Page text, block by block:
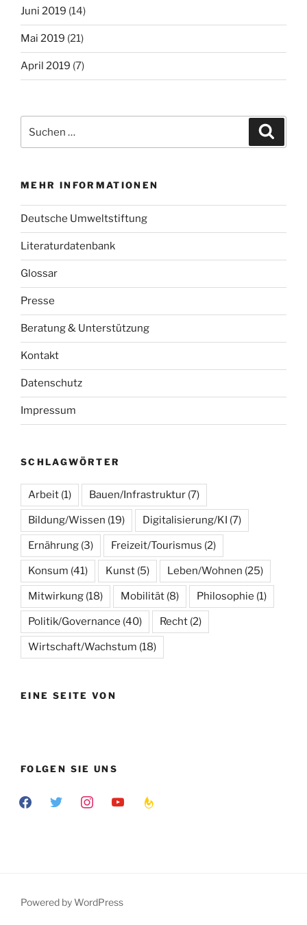
Juni 2019 (14)
Mai 2019 (21)
April 2019 (7)
nach:
MEHR INFORMATIONEN
Deutsche Umweltstiftung
Literaturdatenbank
Glossar
Presse
Beratung & Unterstützung
Kontakt
Datenschutz
Impressum
SCHLAGWÖRTER
Arbeit (1) Bauen/Infrastruktur (7)
Bildung/Wissen (19) Digitalisierung/KI (7)
Ernährung (3) Freizeit/Tourismus (2)
Konsum (41) Kunst (5) Leben/Wohnen (25)
Mitwirkung (18) Mobilität (8) Philosophie (1)
Politik/Governance (40) Recht (2)
Wirtschaft/Wachstum (18)
EINE SEITE VON
FOLGEN SIE UNS
facebooktwitter instagramyoutubefeedburner
Powered by WordPress